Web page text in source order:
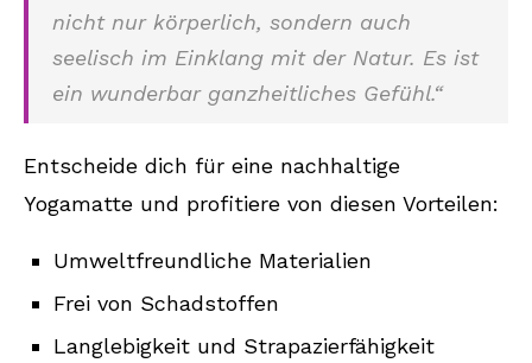
nicht nur körperlich, sondern auch
seelisch im Einklang mit der Natur. Es ist
ein wunderbar ganzheitliches Gefühl.“
Entscheide dich für eine nachhaltige
Yogamatte und profitiere von diesen Vorteilen:
Umweltfreundliche Materialien
Frei von Schadstoffen
Langlebigkeit und Strapazierfähigkeit